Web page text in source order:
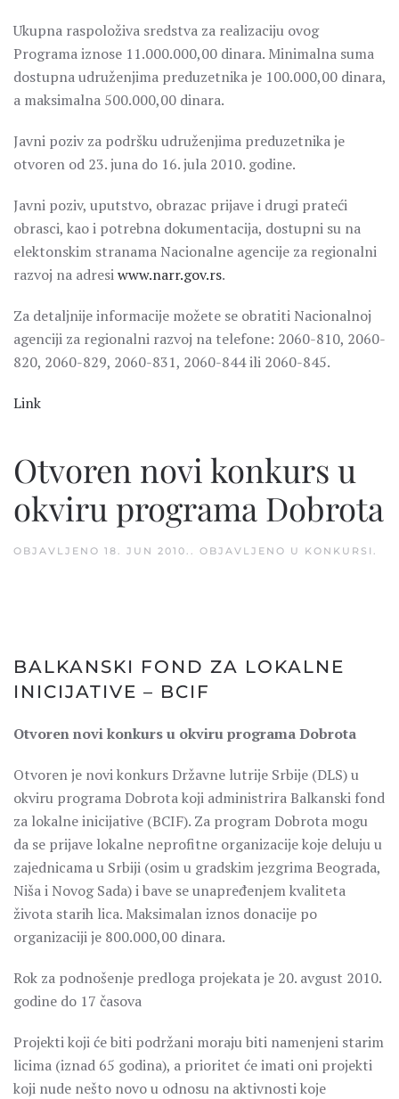
Ukupna raspoloživa sredstva za realizaciju ovog
Programa iznose 11.000.000,00 dinara. Minimalna suma
dostupna udruženjima preduzetnika je 100.000,00 dinara,
a maksimalna 500.000,00 dinara.
Javni poziv za podršku udruženjima preduzetnika je
otvoren od 23. juna do 16. jula 2010. godine.
Javni poziv, uputstvo, obrazac prijave i drugi prateći
obrasci, kao i potrebna dokumentacija, dostupni su na
elektonskim stranama Nacionalne agencije za regionalni
razvoj na adresiwww.narr.gov.rs.
Za detaljnije informacije možete se obratiti Nacionalnoj
agenciji za regionalni razvoj na telefone: 2060-810, 2060-
820, 2060-829, 2060-831, 2060-844 ili 2060-845.
Link
Otvoren novi konkurs u
okviru programa Dobrota
OBJAVLJENO 18. JUN 2010. . OBJAVLJENO U KONKURSI .
BALKANSKI FOND ZA LOKALNE
INICIJATIVE – BCIF
Otvoren novi konkurs u okviru programa Dobrota
Otvoren je novi konkurs Državne lutrije Srbije (DLS) u
okviru programa Dobrota koji administrira Balkanski fond
za lokalne inicijative (BCIF). Za program Dobrota mogu
da se prijave lokalne neprofitne organizacije koje deluju u
zajednicama u Srbiji (osim u gradskim jezgrima Beograda,
Niša i Novog Sada) i bave se unapređenjem kvaliteta
života starih lica. Maksimalan iznos donacije po
organizaciji je 800.000,00 dinara.
Rok za podnošenje predloga projekata je 20. avgust 2010.
godine do 17 časova
Projekti koji će biti podržani moraju biti namenjeni starim
licima (iznad 65 godina), a prioritet će imati oni projekti
koji nude nešto novo u odnosu na aktivnosti koje